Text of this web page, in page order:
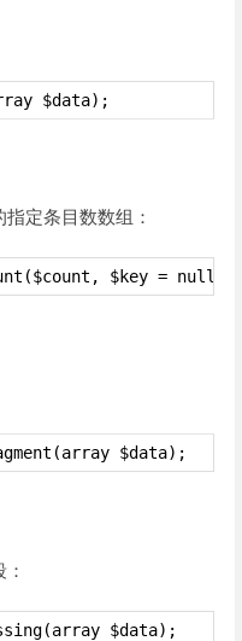
$data);
定条目数数组：
$key = null);
$data);
$data);